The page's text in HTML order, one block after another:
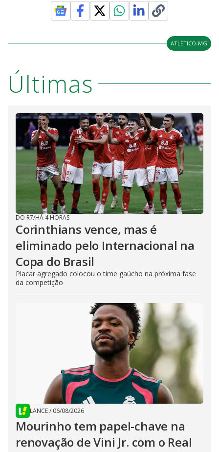
ATLETICO-MG
Últimas
DO R7/HÁ 4 HORAS
Corinthians vence, mas é
eliminado pelo Internacional na
Copa do Brasil
Placar agregado colocou o time gaúcho na próxima fase
da competição
LANCE/ 06/08/2026
Mourinho tem papel-chave na
renovação de Vini Jr. com o Real